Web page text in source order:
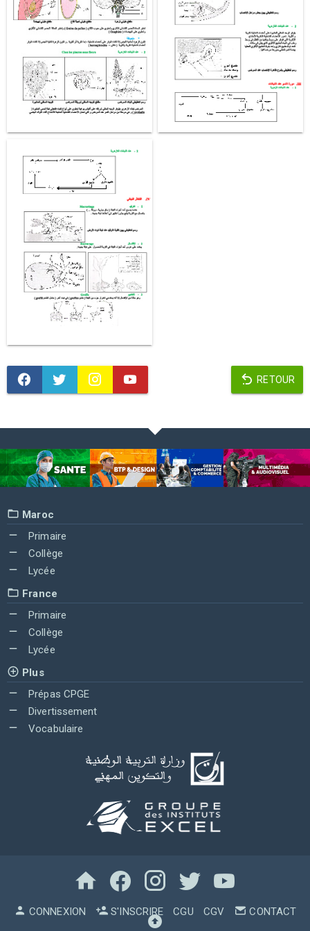
RETOUR
Maroc
Primaire
Collège
Lycée
France
Primaire
Collège
Lycée
Plus
Prépas CPGE
Divertissement
Vocabulaire
CONNEXION S'INSCRIRE CGU CGV CONTACT